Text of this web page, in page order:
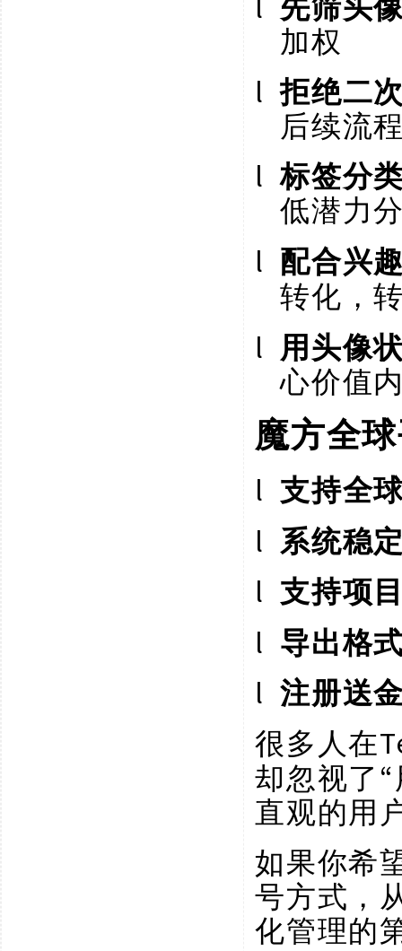
加权
l 拒绝二
后续流
l 标签分
低潜力
l 配合兴
转化，
l 用头像
心价值
魔方全
l 支持全
l 系统稳
l 支持项
l 导出格
l 注册送
很多人在
却忽视了
直观的用
如果你希
号方式，
化管理的